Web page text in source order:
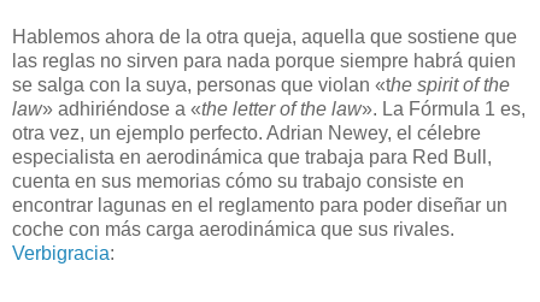
Hablemos ahora de la otra queja, aquella que sostiene que
las reglas no sirven para nada porque siempre habrá quien
se salga con la suya, personas que violan «the spirit of the
law» adhiriéndose a «the letter of the law». La Fórmula 1 es,
otra vez, un ejemplo perfecto. Adrian Newey, el célebre
especialista en aerodinámica que trabaja para Red Bull,
cuenta en sus memorias cómo su trabajo consiste en
encontrar lagunas en el reglamento para poder diseñar un
coche con más carga aerodinámica que sus rivales.
Verbigracia: